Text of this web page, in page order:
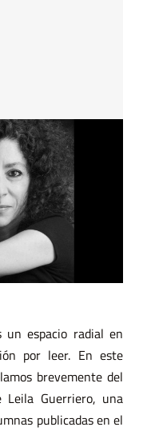
un espacio radial en
por leer. En este
brevemente del
Leila Guerriero, una
publicadas en el